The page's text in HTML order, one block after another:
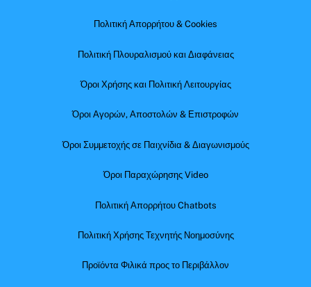
Πολιτική Απορρήτου & Cookies
Πολιτική Πλουραλισμού και Διαφάνειας
Όροι Χρήσης και Πολιτική Λειτουργίας
Όροι Αγορών, Αποστολών & Επιστροφών
Όροι Συμμετοχής σε Παιχνίδια & Διαγωνισμούς
Όροι Παραχώρησης Video
Πολιτική Απορρήτου Chatbots
Πολιτική Χρήσης Τεχνητής Νοημοσύνης
Προϊόντα Φιλικά προς το Περιβάλλον